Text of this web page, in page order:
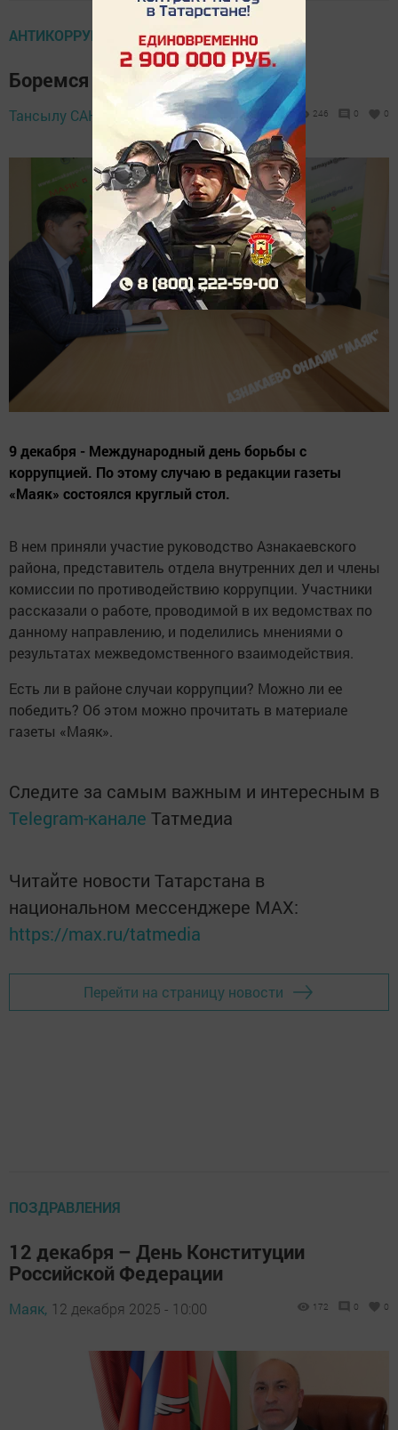
АНТИКОРРУПЦИЯ
Боремся с коррупцией сообща
Тансылу САНИЕВА,
12 декабря 2025 -
10:42
246 0 0
9 декабря - Международный день борьбы с
коррупцией. По этому случаю в редакции газеты
«Маяк» состоялся круглый стол.
В нем приняли участие руководство Азнакаевского
района, представитель отдела внутренних дел и члены
комиссии по противодействию коррупции. Участники
рассказали о работе, проводимой в их ведомствах по
данному направлению, и поделились мнениями о
результатах межведомственного взаимодействия.
Есть ли в районе случаи коррупции? Можно ли ее
победить? Об этом можно прочитать в материале
газеты «Маяк».
Следите за самым важным и интересным в
Telegram-канале Татмедиа
Читайте новости Татарстана в
национальном мессенджере MАХ:
https://max.ru/tatmedia
Перейти на страницу новости
ПОЗДРАВЛЕНИЯ
12 декабря – День Конституции
Российской Федерации
Маяк, 12 декабря 2025 - 10:00 172 0 0